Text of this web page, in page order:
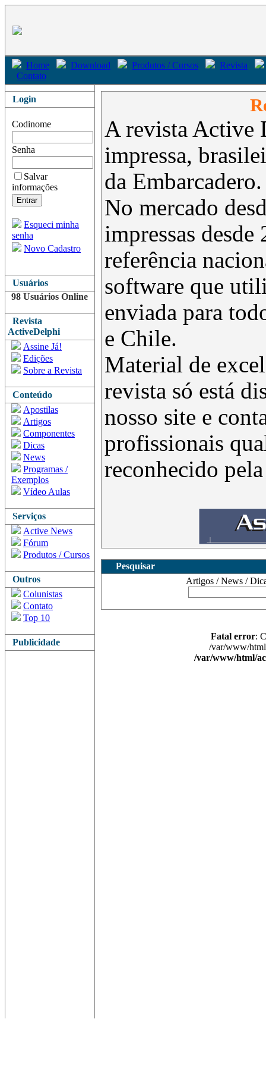
Home Download Produtos / Cursos
Revista
Contato
Login
Codinome
Senha
Salvar
informações
Esqueci minha
senha
Novo Cadastro
Usuários
98 Usuários Online
Revista
ActiveDelphi
Assine Já!
Edições
Sobre a Revista
Conteúdo
Apostilas
Artigos
Componentes
Dicas
News
Programas /
Exemplos
Vídeo Aulas
Serviços
Active News
Fórum
Produtos / Cursos
Outros
Colunistas
Contato
Top 10
Publicidade
A revista Active
impressa,
da Embarcadero.
No mercado
impressas
referência
software que
enviada para
e Chile.
Material de
revista só está
nosso site e
profissionais
reconhecido
Pesquisar
Artigos / News /
Fatal error:
/var/www/
/var/www/html/